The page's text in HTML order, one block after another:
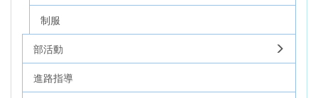
制服
部活動
進路指導